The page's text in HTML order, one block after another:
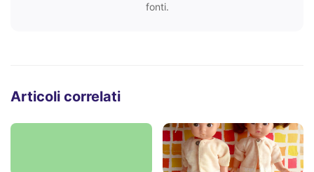
fonti.
Articoli correlati